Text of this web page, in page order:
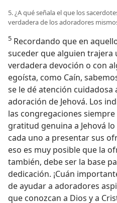
5. ¿A qué señala el que los
verdadera de los adoradores
5 Recordando que en
suceder que alguien trajera
verdadera devoción o con
egoísta, como Caín,
se le dé atención
adoración de Jehová. Los
las congregaciones
gratitud genuina a Jehová
cada uno a presentar sus
eso es muy posible que la
también, debe ser la base
dedicación. ¡Cuán
de ayudar a adoradores
que conozcan a Dios y a